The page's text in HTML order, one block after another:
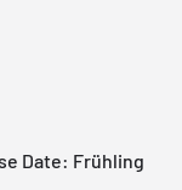
Date: Frühling